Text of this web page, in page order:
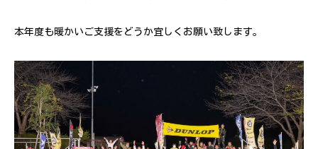
本年度も暖かいご支援をどうか宜しくお願い致します。